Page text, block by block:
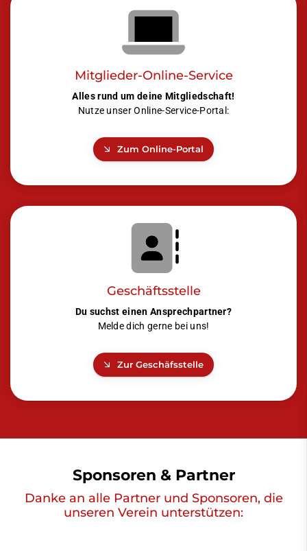
Mitglieder-Online-Service
Alles rund um deine Mitgliedschaft!
Nutze unser Online-Service-Portal:
Zum Online-Portal
Geschäftsstelle
Du suchst einen Ansprechpartner?
Melde dich gerne bei uns!
Zur Geschäfsstelle
Sponsoren & Partner
Danke an alle Partner und Sponsoren, die
unseren Verein unterstützen: